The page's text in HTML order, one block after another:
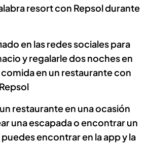
resort con Repsol durante
en las redes sociales para
y regalarle dos noches en
en un restaurante con
un restaurante en una ocasión
una escapada o encontrar un
encontrar en la app y la